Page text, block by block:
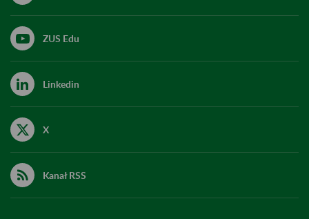
ZUS Edu
Linkedin
X
Kanał RSS